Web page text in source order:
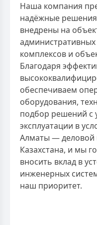
Наша компания
надёжные
внедрены на
комплексов и
Благодаря
обеспечиваем
оборудования,
подбор решений с
эксплуатации в
Алматы — деловой
Казахстана, и мы
вносить вклад в
инженерных
наш приоритет.